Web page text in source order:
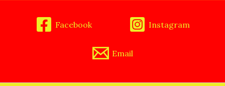
Facebook Instagram
Email